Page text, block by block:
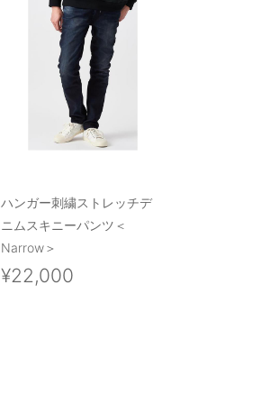
ハンガー刺繍ストレッチデ
ニムスキニーパンツ＜
Narrow＞
¥22,000